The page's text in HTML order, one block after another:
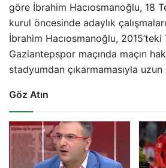
göre İbrahim Hacıosmanoğlu, 18
kurul öncesinde adaylık
İbrahim Hacıosmanoğlu,
Gaziantepspor maçında maçın
stadyumdan çıkarmamasıyla
Göz Atın